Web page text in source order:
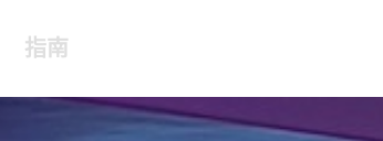
指南